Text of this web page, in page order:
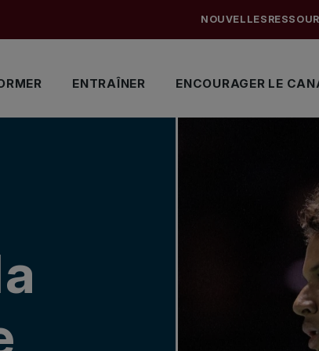
ENTRAÎNER ENCOURAGER LE
NOUVELLES